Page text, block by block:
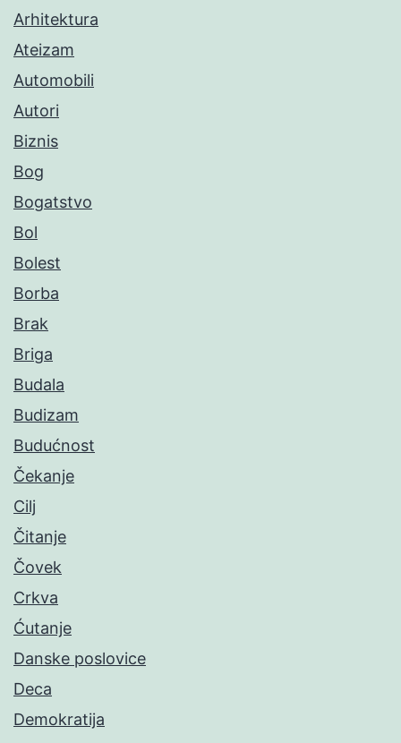
Arhitektura
Ateizam
Automobili
Autori
Biznis
Bog
Bogatstvo
Bol
Bolest
Borba
Brak
Briga
Budala
Budizam
Budućnost
Čekanje
Cilj
Čitanje
Čovek
Crkva
Ćutanje
Danske poslovice
Deca
Demokratija